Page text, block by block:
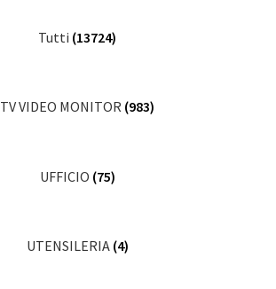
Tutti (13724)
TV VIDEO MONITOR (983)
UFFICIO (75)
UTENSILERIA (4)